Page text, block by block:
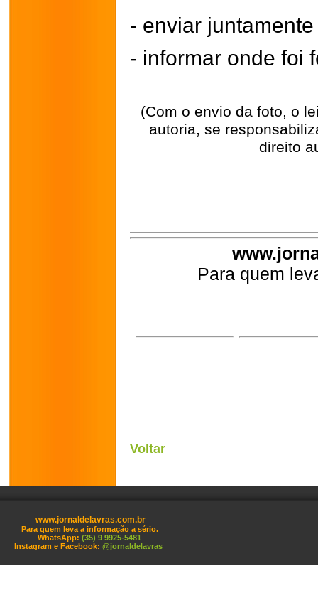
- enviar
- informar onde foi
(Com o envio da foto, o
autoria, se
direito
Para quem
Voltar
www.jornaldelavras.com.br
Para quem leva a informação a sério.
WhatsApp: (35) 9 9925-5481
Instagram e Facebook: @jornaldelavras